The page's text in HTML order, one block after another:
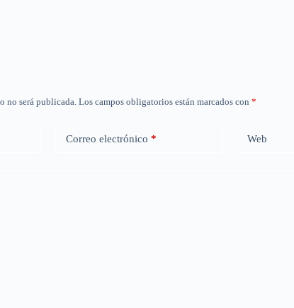
no será publicada. Los campos obligatorios están marcados con *
Correo electrónico * Web